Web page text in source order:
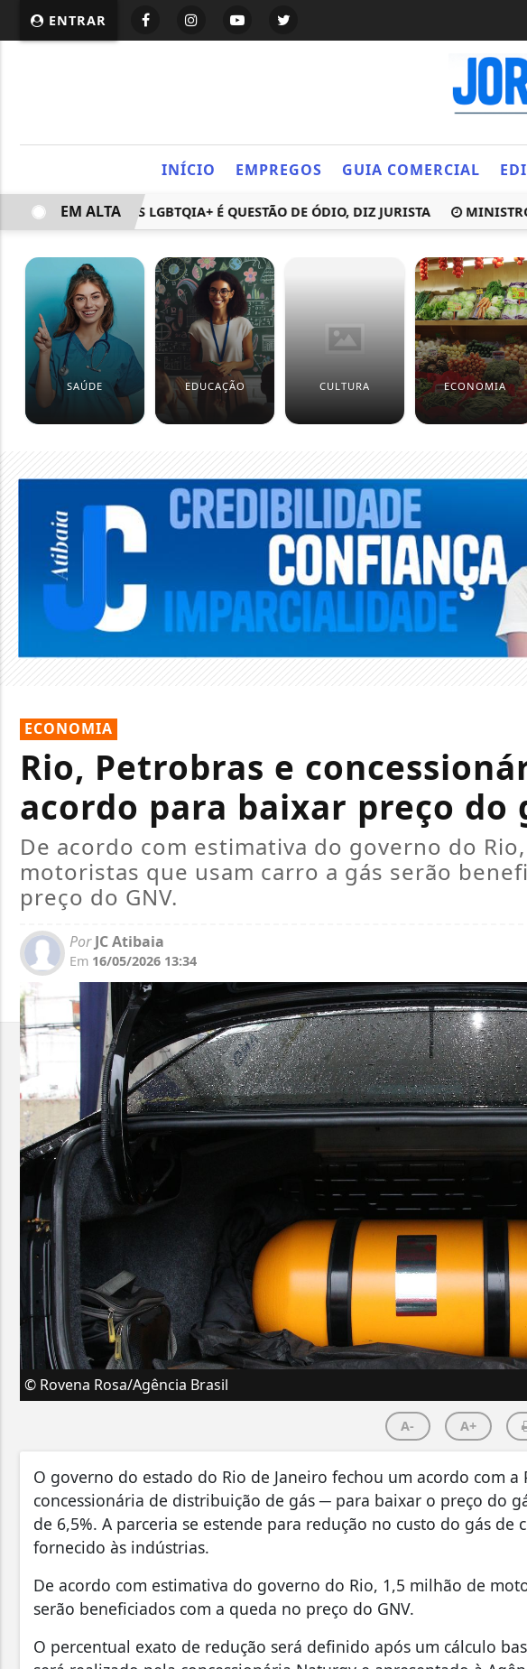
ENTRAR
INÍCIO EMPREGOS GUIA COMERCIAL
EM EVENTOS LGBTQIA+ É QUESTÃO DE ÓDIO, DIZ JURISTA MINISTRO
EM ALTA
SAÚDE EDUCAÇÃO CULTURA ECONOMIA
ECONOMIA
Rio, Petrobras e
acordo para baixar preço do
De acordo com estimativa do governo do
motoristas que usam carro a gás serão
preço do GNV.
PorJC Atibaia
Em 16/05/2026 13:34
© Rovena Rosa/Agência Brasil
A- A+
O governo do estado do Rio de Janeiro fechou um acordo com
concessionária de distribuição de gás ─ para baixar o preço do
de 6,5%. A parceria se estende para redução no custo do gás de
fornecido às indústrias.
De acordo com estimativa do governo do Rio, 1,5 milhão de
serão beneficiados com a queda no preço do GNV.
O percentual exato de redução será definido após um cálculo